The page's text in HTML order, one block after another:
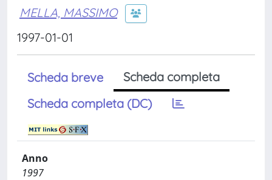
MELLA, MASSIMO
1997-01-01
Scheda breve
Scheda completa
Scheda completa (DC)
Anno
1997